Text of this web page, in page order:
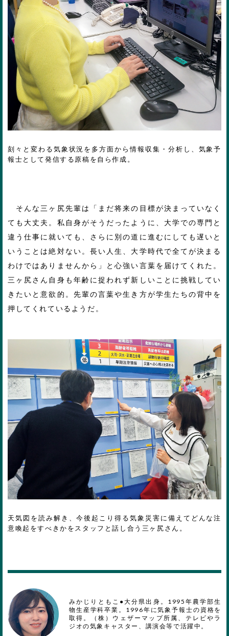
刻々と変わる気象状況を多方面から情報収集・分析し、気象予
報士として発信する原稿を自ら作成。
そんな三ヶ尻先輩は「まだ将来の目標が決まっていなく
ても大丈夫。私自身がそうだったように、大学での専門と
違う仕事に就いても、さらに別の道に進むにしても遅いと
いうことは絶対ない。長い人生、大学時代で全てが決まる
わけではありませんから」と心強い言葉を届けてくれた。
三ヶ尻さん自身も年齢に捉われず新しいことに挑戦してい
きたいと意欲的。先輩の言葉や生き方が学生たちの背中を
押してくれているようだ。
天気図を読み解き、今後起こり得る気象災害に備えてどんな注
意喚起をすべきかをスタッフと話し合う三ヶ尻さん。
みかじりともこ●大分県出身。1995年農学部生
物生産学科卒業。1996年に気象予報士の資格を
取得。（株）ウェザーマップ所属、テレビやラ
ジオの気象キャスター、講演会等で活躍中。